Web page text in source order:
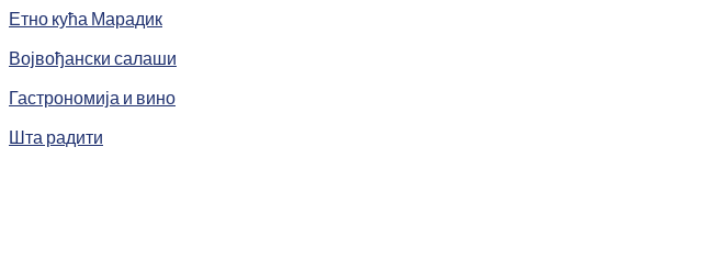
Етно кућа Марадик
Војвођански салаши
Гастрономија и вино
Шта радити